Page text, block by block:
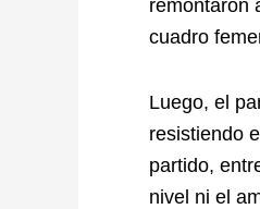
remontaron
cuadro
Luego, el
resistiendo
partido,
nivel ni el